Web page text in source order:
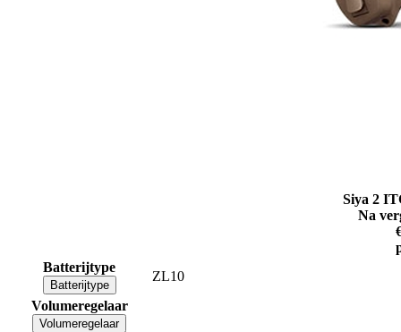
Siya 2
Na
Batterijtype
Batterijtype
ZL10
Volumeregelaar
Volumeregelaar